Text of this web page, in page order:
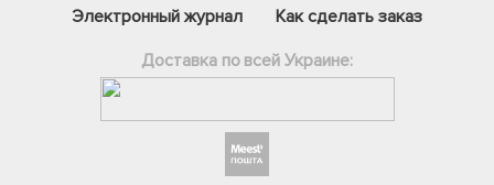
Электронный журнал
Как сделать заказ
Доставка по всей Украине: